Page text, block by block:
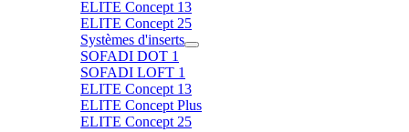
ELITE Concept 13
ELITE Concept 25
Systèmes d'inserts
SOFADI DOT 1
SOFADI LOFT 1
ELITE Concept 13
ELITE Concept Plus
ELITE Concept 25